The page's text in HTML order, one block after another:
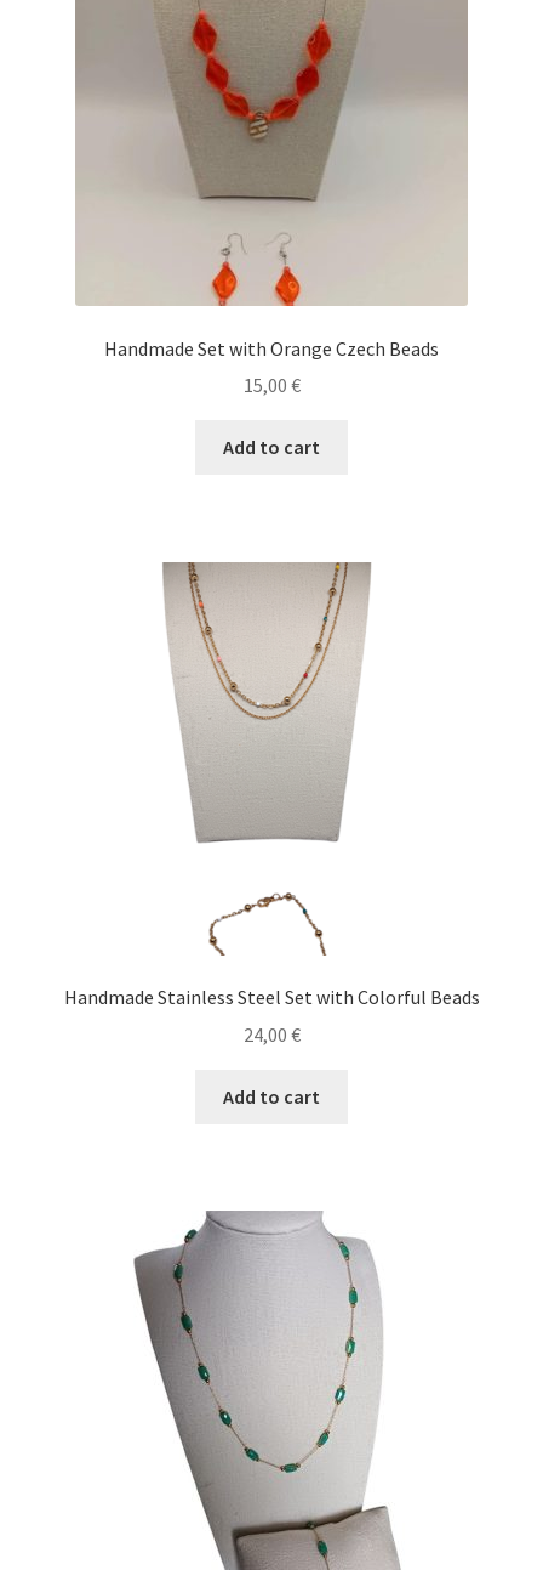
Handmade Set with Orange Czech Beads
15,00 €
Add to cart
Handmade Stainless Steel Set with Colorful Beads
24,00 €
Add to cart